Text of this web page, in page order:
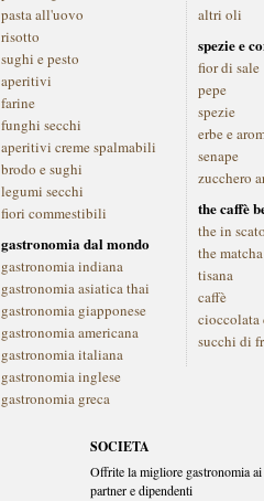
pasta all'uovo
risotto
sughi e pesto
aperitivi
farine
funghi secchi
aperitivi creme spalmabili
brodo e sughi
legumi secchi
fiori commestibili
gastronomia dal mondo
gastronomia indiana
gastronomia asiatica thai
gastronomia giapponese
gastronomia americana
gastronomia italiana
gastronomia inglese
gastronomia greca
altri oli
spezie e
fior di sale
pepe
spezie
erbe e
senape
zucchero
the caffè
the in
the matcha
tisana
caffè
cioccolata
succhi di
SOCIETA
Offrite la migliore gastronomia
partner e dipendenti